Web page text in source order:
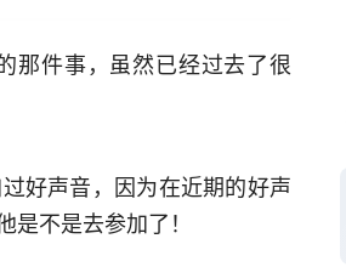
那件事，虽然已经过去了很
好声音，因为在近期的好声
不是去参加了！